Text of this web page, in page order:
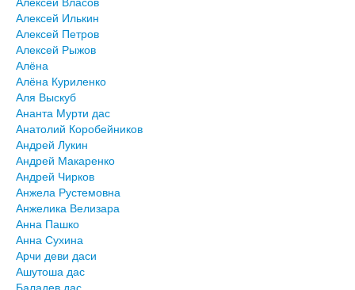
Алексей Илькин
Алексей Петров
Алексей Рыжов
Алёна
Алёна Куриленко
Аля Выскуб
Ананта Мурти дас
Анатолий Коробейников
Андрей Лукин
Андрей Макаренко
Андрей Чирков
Анжела Рустемовна
Анжелика Велизара
Анна Пашко
Анна Сухина
Арчи деви даси
Ашутоша дас
Баладев дас